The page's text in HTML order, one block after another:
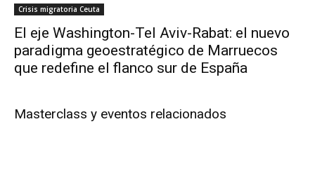
Crisis migratoria Ceuta
El eje Washington-Tel Aviv-Rabat: el nuevo
paradigma geoestratégico de Marruecos
que redefine el flanco sur de España
Masterclass y eventos relacionados